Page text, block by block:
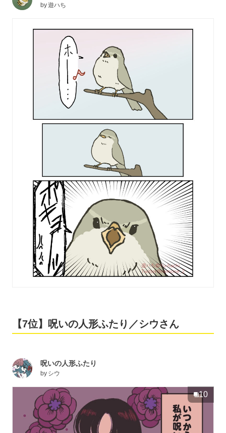
by遊ハち
【7位】呪いの人形ふたり／シウさん
呪いの人形ふたり
by シウ
10